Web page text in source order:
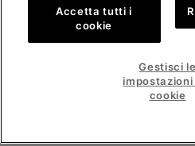
Condizioni Generali di Vendita
Public CBCR
Servizio clienti: Lun. - Ven. 9:00 - 13:00 & 14:00
Shopping
VISUALIZZA
Accetta tutti i
cookie
Gestisci le
impostazioni
cookie